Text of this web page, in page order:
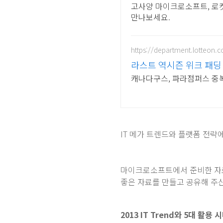
고사양 마이크로소프트,
만나보세요.
https://
라스트 역시즌 위크 패
캐나다구스, 파라점퍼스
IT 메가 트렌드와 플랫폼 전략
마이크로소프트에서 준비한
좋은 자료를 만들고 공유해 주
2013 IT Trend와 5대 활용